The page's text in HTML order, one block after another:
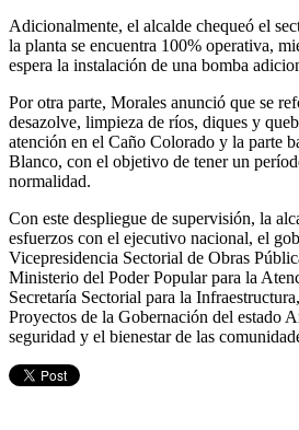
Adicionalmente, el alcalde chequeó el
la planta se encuentra 100% operativa,
espera la instalación de una bomba
Por otra parte, Morales anunció que se
desazolve, limpieza de ríos, diques y
atención en el Caño Colorado y la parte
Blanco, con el objetivo de tener un
normalidad.
Con este despliegue de supervisión, la
esfuerzos con el ejecutivo nacional, el
Vicepresidencia Sectorial de Obras
Ministerio del Poder Popular para la
Secretaría Sectorial para la
Proyectos de la Gobernación del estado
seguridad y el bienestar de las